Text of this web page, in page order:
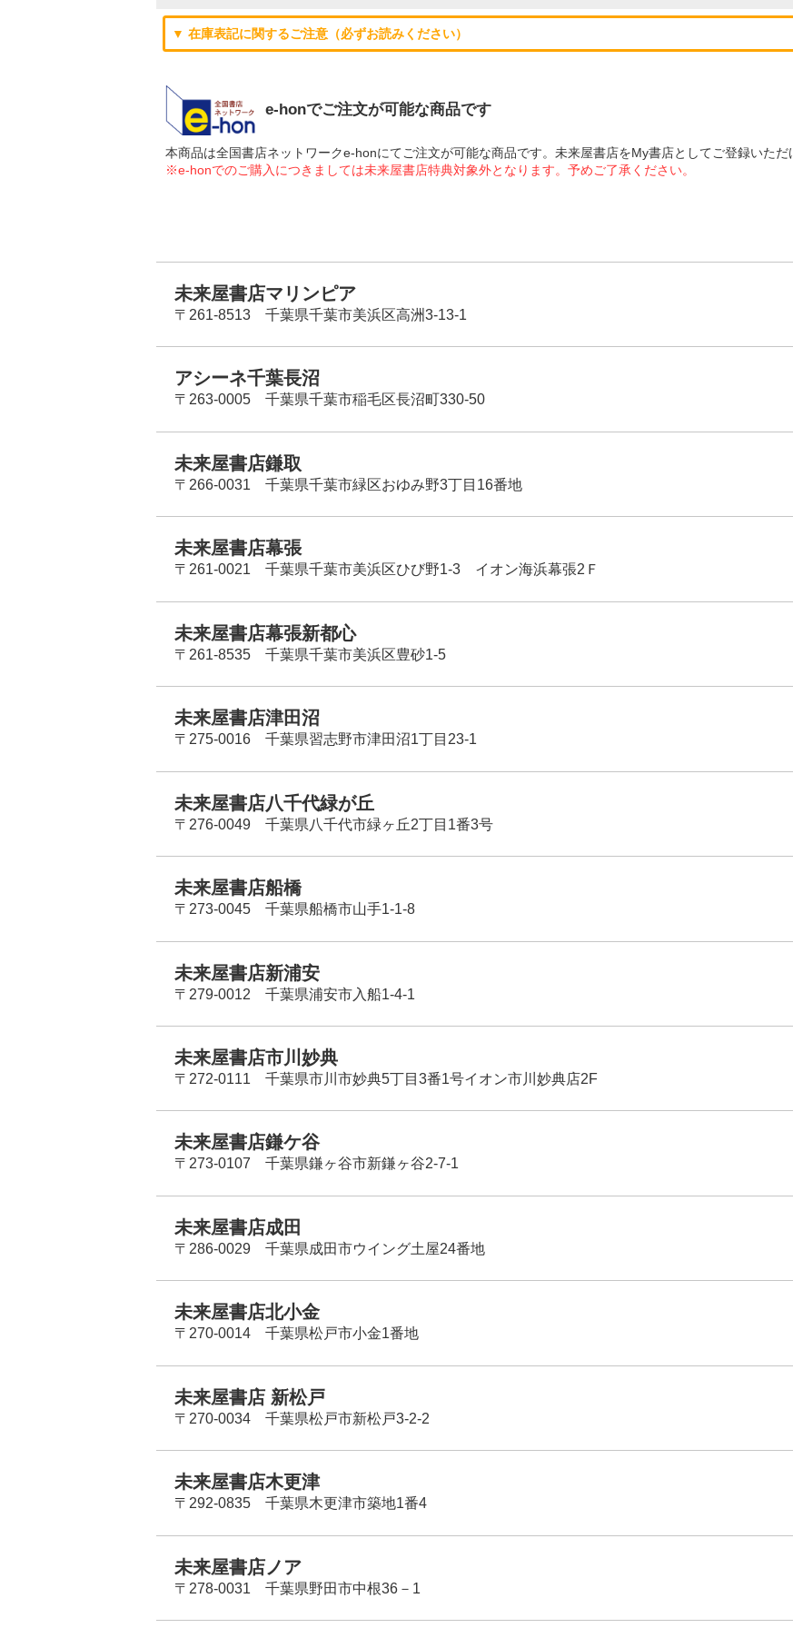
▼ 在庫表記に関するご注意（必ずお読みください）
e-honでご注文が可能な商品です
本商品は全国書店ネットワークe-honにてご注文が可能な商品です。未来屋書店をMy書店としてご登録いただ
※e-honでのご購入につきましては未来屋書店特典対象外となります。予めご了承ください。
未来屋書店マリンピア
〒261-8513 千葉県千葉市美浜区高洲3-13-1
アシーネ千葉長沼
〒263-0005 千葉県千葉市稲毛区長沼町330-50
未来屋書店鎌取
〒266-0031 千葉県千葉市緑区おゆみ野3丁目16番地
未来屋書店幕張
〒261-0021 千葉県千葉市美浜区ひび野1-3 イオン海浜幕張2Ｆ
未来屋書店幕張新都心
〒261-8535 千葉県千葉市美浜区豊砂1-5
未来屋書店津田沼
〒275-0016 千葉県習志野市津田沼1丁目23-1
未来屋書店八千代緑が丘
〒276-0049 千葉県八千代市緑ヶ丘2丁目1番3号
未来屋書店船橋
〒273-0045 千葉県船橋市山手1-1-8
未来屋書店新浦安
〒279-0012 千葉県浦安市入船1-4-1
未来屋書店市川妙典
〒272-0111 千葉県市川市妙典5丁目3番1号イオン市川妙典店2F
未来屋書店鎌ケ谷
〒273-0107 千葉県鎌ヶ谷市新鎌ヶ谷2-7-1
未来屋書店成田
〒286-0029 千葉県成田市ウイング土屋24番地
未来屋書店北小金
〒270-0014 千葉県松戸市小金1番地
未来屋書店 新松戸
〒270-0034 千葉県松戸市新松戸3-2-2
未来屋書店木更津
〒292-0835 千葉県木更津市築地1番4
未来屋書店ノア
〒278-0031 千葉県野田市中根36－1